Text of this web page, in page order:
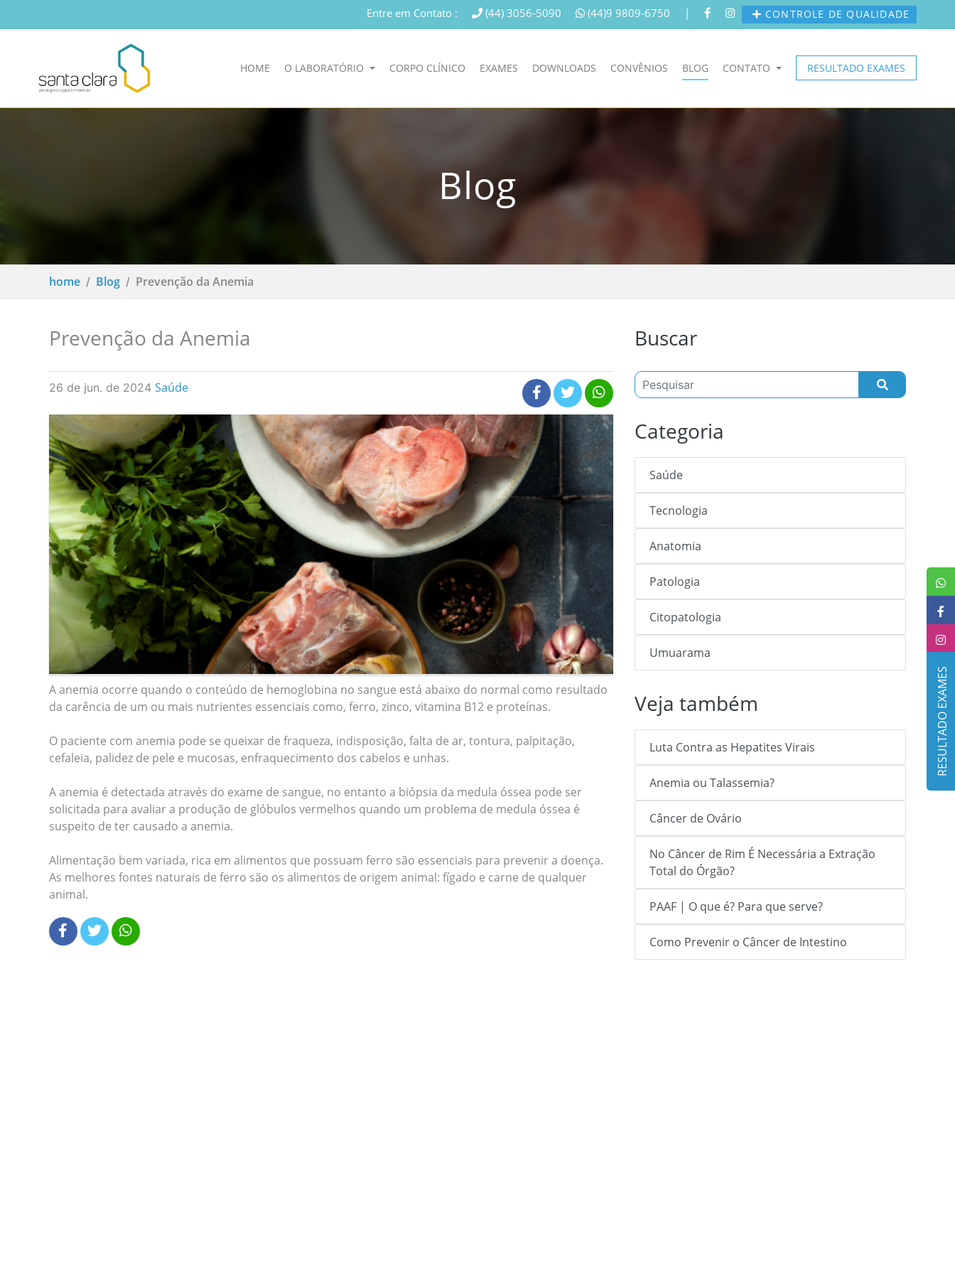
Entre em Contato : (44) 3056-5090 (44)9 9809-6750 | CONTROLE DE QUALIDADE
HOME O LABORATÓRIO CORPO CLÍNICO EXAMES DOWNLOADS CONVÊNIOS BLOG CONTATO RESULTADO EXAMES
Blog
home Blog Prevenção da Anemia
Prevenção da Anemia
26 de jun. de 2024 Saúde
A anemia ocorre quando o conteúdo de hemoglobina no sangue está abaixo do normal como resultado
da carência de um ou mais nutrientes essenciais como, ferro, zinco, vitamina B12 e proteínas.
O paciente com anemia pode se queixar de fraqueza, indisposição, falta de ar, tontura, palpitação,
cefaleia, palidez de pele e mucosas, enfraquecimento dos cabelos e unhas.
A anemia é detectada através do exame de sangue, no entanto a biópsia da medula óssea pode ser
solicitada para avaliar a produção de glóbulos vermelhos quando um problema de medula óssea é
suspeito de ter causado a anemia.
Alimentação bem variada, rica em alimentos que possuam ferro são essenciais para prevenir a doença.
As melhores fontes naturais de ferro são os alimentos de origem animal: fígado e carne de qualquer
animal.
Buscar
Categoria
Saúde
Tecnologia
Anatomia
Patologia
Citopatologia
Umuarama
Veja também
Luta Contra as Hepatites Virais
Anemia ou Talassemia?
Câncer de Ovário
No Câncer de Rim É Necessária a Extração
Total do Órgão?
PAAF | O que é? Para que serve?
Como Prevenir o Câncer de Intestino
RESULTADO EXAMES